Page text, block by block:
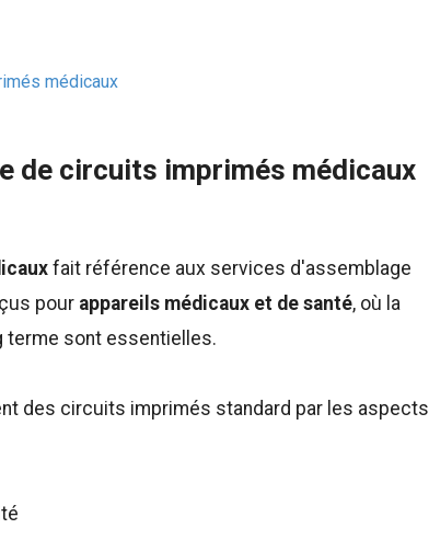
médicaux
de circuits imprimés médicaux
fait référence aux services d'assemblage
pour appareils médicaux et de santé, où la
terme sont essentielles.
des circuits imprimés standard par les aspects